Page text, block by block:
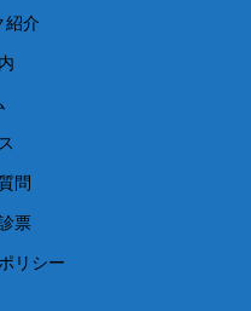
紹介
問
票
リシー